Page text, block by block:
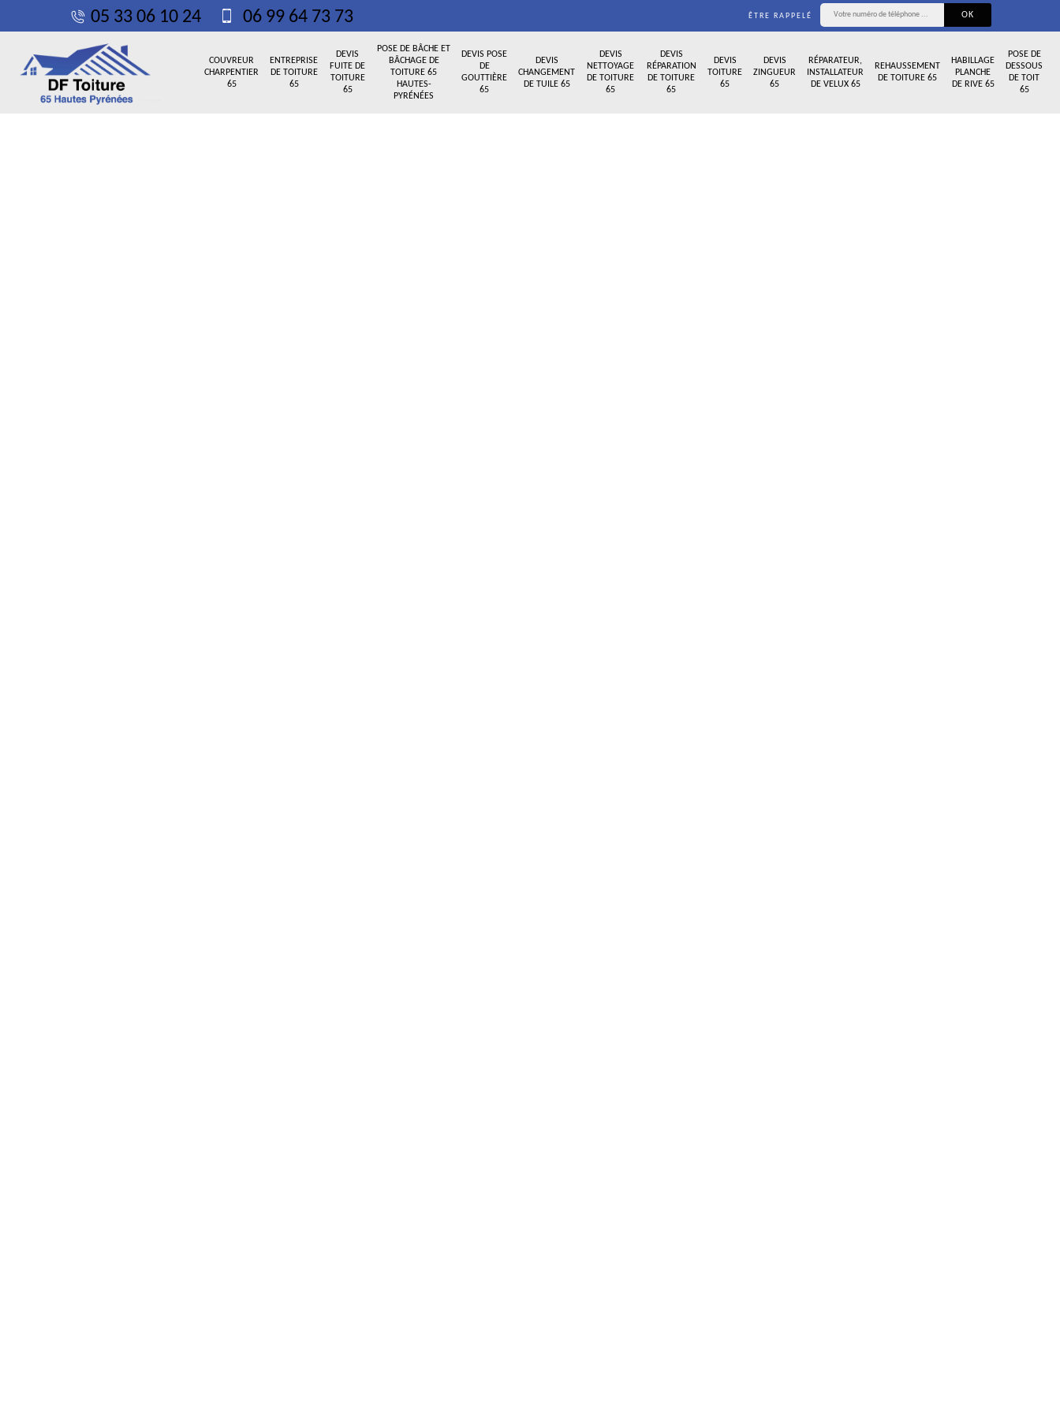
05 33 06 10 24 06 99 64 73 73 ÊTRE RAPPELÉ
COUVREUR
CHARPENTIER
65
ENTREPRISE
DE TOITURE
65
DEVIS
FUITE DE
TOITURE
65
POSE DE BÂCHE ET
BÂCHAGE DE
TOITURE 65
HAUTES-
PYRÉNÉES
DEVIS POSE
DE
GOUTTIÈRE
65
DEVIS
CHANGEMENT
DE TUILE 65
DEVIS
NETTOYAGE
DE TOITURE
65
DEVIS
RÉPARATION
DE TOITURE
65
DEVIS
TOITURE
65
DEVIS
ZINGUEUR
65
RÉPARATEUR,
INSTALLATEUR
DE VELUX 65
REHAUSSEMENT
DE TOITURE 65
HABILLAGE
PLANCHE
DE RIVE 65
POSE DE
DESSOUS
DE TOIT
65